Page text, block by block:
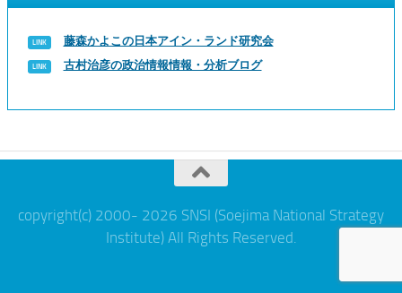
藤森かよこの日本アイン・ランド研究会
古村治彦の政治情報情報・分析ブログ
copyright(c) 2000- 2026 SNSI (Soejima National Strategy
Institute) All Rights Reserved.